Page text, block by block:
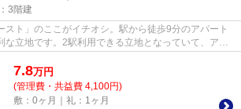
3階建
ト」のここがイチオシ。駅から徒歩9分のアパート
な立地です。2駅利用できる立地となっていて、アク
かずと...
7.8万円
(管理費・共益費 4,100円)
敷：0ヶ月｜礼：1ヶ月